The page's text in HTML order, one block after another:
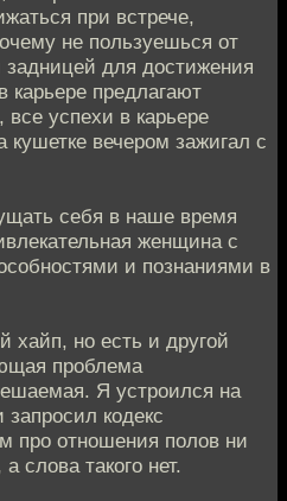
при встрече,
не пользуешься от
задницей для достижения
карьере предлагают
успехи в карьере
вечером зажигал с
себя в наше время
женщина с
и познаниями в
но есть и другой
проблема
Я устроился на
кодекс
про отношения полов ни
слова такого нет.